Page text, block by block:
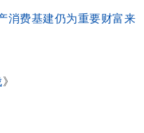
消费基建仍为重要财富来
》